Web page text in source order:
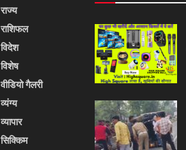
राज्य
राशिफल
विदेश
विशेष
वीडियो गैलरी
व्यंग्य
व्यापार
सिक्किम